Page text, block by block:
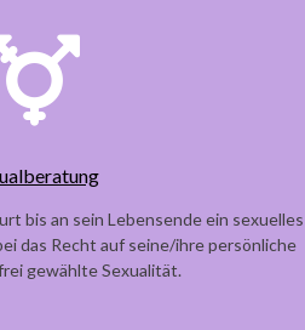
bis an sein Lebensende ein sexuelles
das Recht auf seine/ihre persönliche
gewählte Sexualität.